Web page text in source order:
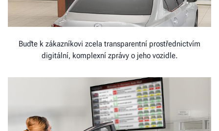
Buďte k zákazníkovi zcela transparentní prostřednictvím
digitální, komplexní zprávy o jeho vozidle.